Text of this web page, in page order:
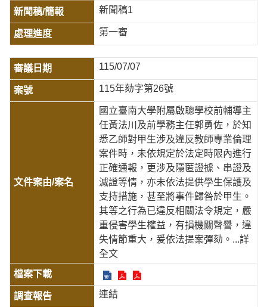
新聞稿1
第一審
115/07/07
115年劾字第26號
國立臺南大學附屬啟聰學校前輔導主
任黃法川及前學務主任郭勇佐，於知
悉乙師對甲生涉及違反教師專業倫理
案件時，未依規定於法定時限內進行
正確通報，更涉及隱匿證據、串證及
滅證等情，亦未依法提供學生保護及
支持措施，甚至將事件歸咎於甲生。
其等之行為已違反相關法令規定，嚴
重侵害學生權益，有損機關聲譽，違
失情節重大，爰依法提案彈劾。 ...詳
全文
連結